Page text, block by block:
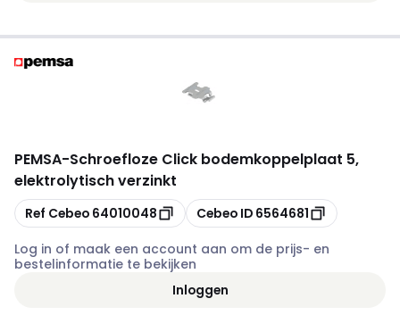
PEMSA-Schroefloze Click bodemkoppelplaat 5,
elektrolytisch verzinkt
Kopiëren
Ref Cebeo 64010048 Kopiëren
Cebeo ID 6564681
Log in of maak een account aan om de prijs- en
bestelinformatie te bekijken
Inloggen